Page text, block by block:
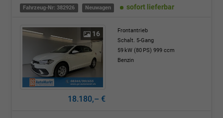
Fahrzeug-Nr: 382926 Neuwagen sofort lieferbar
16
Frontantrieb
Schalt. 5-Gang
59 kW (80 PS) 999 ccm
Benzin
18.180,– €